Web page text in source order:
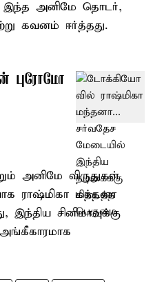
இந்த அனிமே தொடர்,
கவனம் ஈர்த்தது.
புரோமோ
அனிமே விருதுகள்
ராஷ்மிகா மந்தனா
இந்திய சினிமாவுக்கு